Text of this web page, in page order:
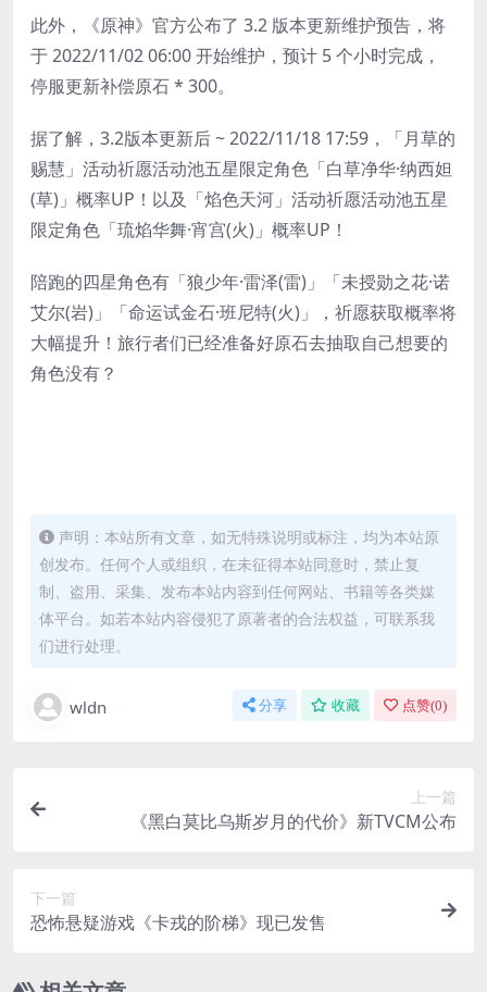
此外，《原神》官方公布了 3.2 版本更新维护预告，将
于 2022/11/02 06:00 开始维护，预计 5 个小时完成，
停服更新补偿原石 * 300。
据了解，3.2版本更新后 ~ 2022/11/18 17:59，「月草的
赐慧」活动祈愿活动池五星限定角色「白草净华·纳西妲
(草)」概率UP！以及「焰色天河」活动祈愿活动池五星
限定角色「琉焰华舞·宵宫(火)」概率UP！
陪跑的四星角色有「狼少年·雷泽(雷)」「未授勋之花·诺
艾尔(岩)」「命运试金石·班尼特(火)」，祈愿获取概率将
大幅提升！旅行者们已经准备好原石去抽取自己想要的
角色没有？
声明：本站所有文章，如无特殊说明或标注，均为本站原
创发布。任何个人或组织，在未征得本站同意时，禁止复
制、盗用、采集、发布本站内容到任何网站、书籍等各类媒
体平台。如若本站内容侵犯了原著者的合法权益，可联系我
们进行处理。
wldn 分享 收藏 点赞(0)
上一篇
《黑白莫比乌斯岁月的代价》新TVCM公布
下一篇
恐怖悬疑游戏《卡戎的阶梯》现已发售